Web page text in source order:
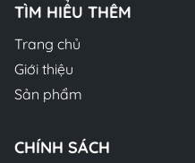
TÌM HIỂU THÊM
Trang chủ
Giới thiệu
Sản phẩm
CHÍNH SÁCH